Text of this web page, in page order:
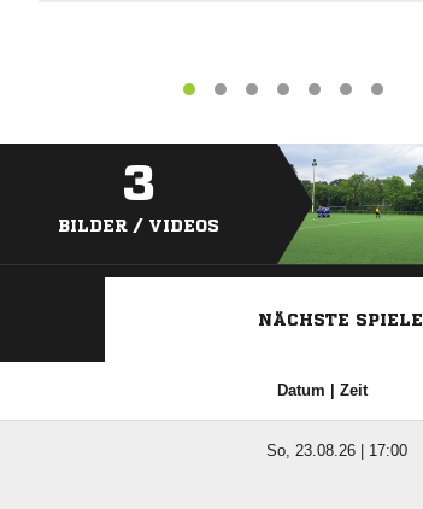
3
BILDER / VIDEOS
NÄCHSTE SPIELE
Datum | Zeit
So, 23.08.26 | 17:00